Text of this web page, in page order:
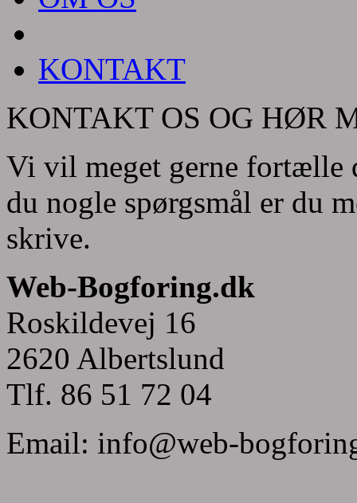
KONTAKT
KONTAKT OS OG HØR
Vi vil meget gerne fortælle
du nogle spørgsmål er du
skrive.
Web-Bogforing.dk
Roskildevej 16
2620 Albertslund
Tlf. 86 51 72 04
Email: info@web-